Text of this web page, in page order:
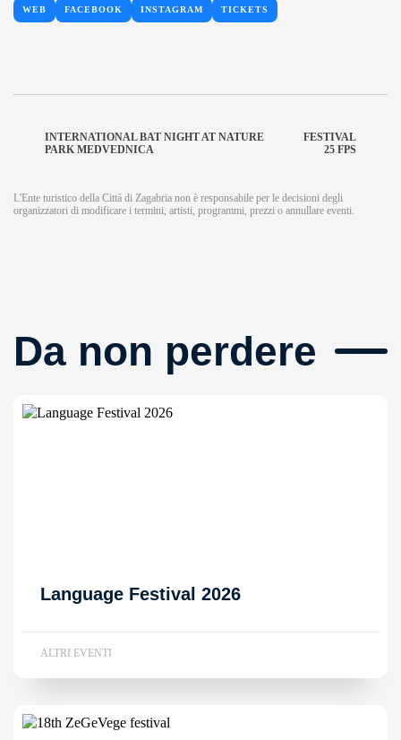
WEB FACEBOOK INSTAGRAM TICKETS
INTERNATIONAL BAT NIGHT AT NATURE
PARK MEDVEDNICA
FESTIVAL
25 FPS
L'Ente turistico della Città di Zagabria non è responsabile per le decisioni degli
organizzatori di modificare i termini, artisti, programmi, prezzi o annullare eventi.
Da non perdere
Language Festival 2026
ALTRI EVENTI